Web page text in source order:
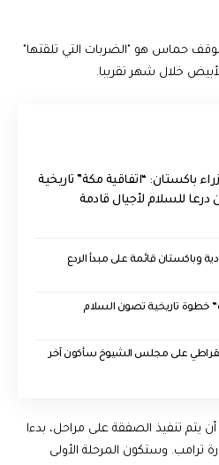
حماس هو "الضربات التي تلقتها"
خلال شهر تقريبا.
باكستان: “اتفاقية مكة” تاريخية
للسلام لأجيال قادمة
وباكستان قائمة على مبدأ الردع
خطوة تاريخية تصون السلام
على مجلس الشيوخ سأكون آخر
يتم تنفيذ الصفقة على مراحل، بدءا
ترامب. وستكون المرحلة الأولى